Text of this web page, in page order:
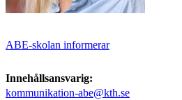
ABE-skolan informerar
Innehållsansvarig:
kommunikation-abe@kth.se